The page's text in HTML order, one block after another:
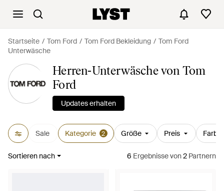
Startseite Tom Ford Tom Ford Bekleidung
Tom Ford
Unterwäsche
Herren-Unterwäsche von Tom
Ford
Updates erhalten
Sale Kategorie 2 Größe Preis Farbe
Sortieren nach 6 Ergebnissevon2 Partnern